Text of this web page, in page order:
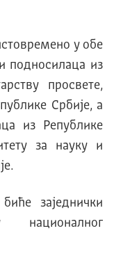
у обе
подносилаца из
просвете,
Србије, а
из Републике
за науку и
заједнички